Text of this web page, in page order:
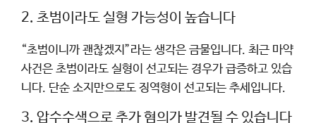
2. 초범이라도 실형 가능성이 높습니다
“초범이니까 괜찮겠지”라는 생각은 금물입니다. 최근 마약
사건은 초범이라도 실형이 선고되는 경우가 급증하고 있습
니다. 단순 소지만으로도 징역형이 선고되는 추세입니다.
3. 압수수색으로 추가 혐의가 발견될 수 있습니다